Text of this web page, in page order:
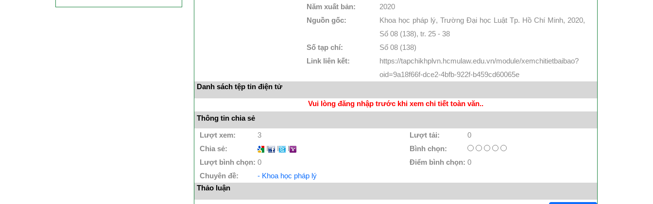
Năm xuất bản:
2020
Nguồn gốc:
Khoa học pháp lý, Trường Đại học Luật Tp. Hồ Chí Minh, 2020,
Số 08 (138), tr. 25 - 38
Số tạp chí:
Số 08 (138)
Link liên kết:
https://tapchikhplvn.hcmulaw.edu.vn/module/xemchitietbaibao?
oid=9a18f66f-dce2-4bfb-922f-b459cd60065e
Danh sách tệp tin điện tử
Vui lòng đăng nhập trước khi xem chi tiết toàn văn..
Thông tin chia sẻ
Lượt xem: 3 Lượt tải:
0
Chia sẻ:
I I I
Bình chọn:
Lượt bình chọn: 0 Điểm bình chọn: 0
Chuyên đề:
- Khoa học pháp lý
Thảo luận